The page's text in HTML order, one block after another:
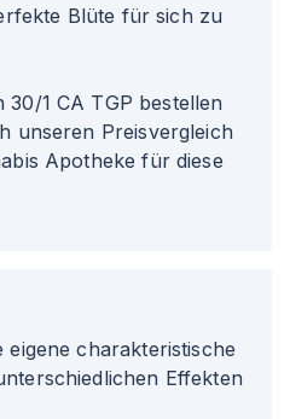
Blüte für sich zu
1 CA TGP bestellen
unseren Preisvergleich
Apotheke für diese
charakteristische
Effekten